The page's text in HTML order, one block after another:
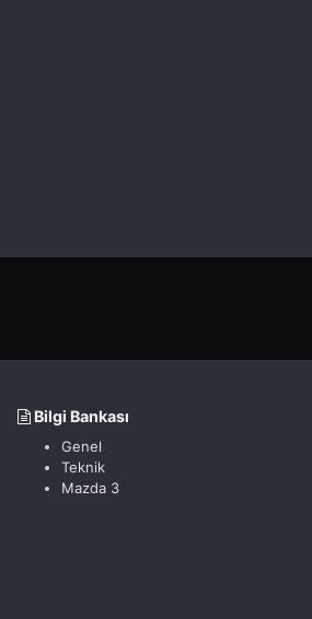
Bilgi Bankası
Genel
Teknik
Mazda 3